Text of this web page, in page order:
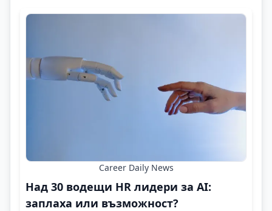
Career Daily News
Над 30 водещи HR лидери за AI:
заплаха или възможност?